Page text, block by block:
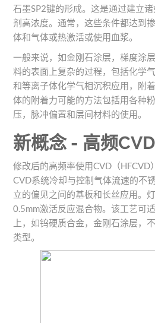
石墨SP2键的形成。这是通过建立
剂高浓度。通常，这些条件都达到
体和气体或热激活或使用血浆。
一般来说，如金刚石涂层，梯度涂
料的表面上复杂的过程，包括化学
和等离子体化学气相沉积应用，附
体的附着力可能的方法包括用各种
压，脉冲偏置和层间材料的使用。
新概念 - 高频CVD
修改后的高频率使用CVD（HFCVD
CVD系统冷却与控制气体流速的不
立的偏见之间的基板和长丝应用。
0.5mm激活反应混合物。该工艺可
上，如钨硬质合金，金刚石涂层，
类型。